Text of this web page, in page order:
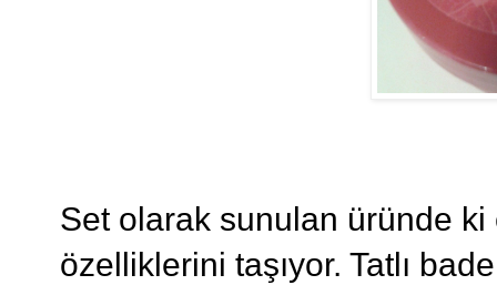
Set olarak sunulan üründe
özelliklerini taşıyor. Tatlı